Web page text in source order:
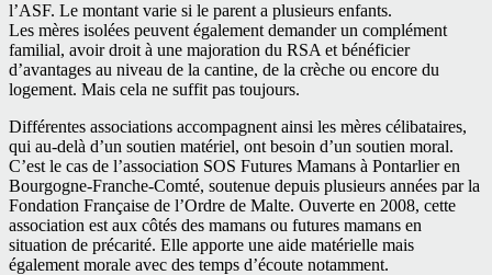
l’ASF. Le montant varie si le parent a plusieurs enfants.
Les mères isolées peuvent également demander un complément
familial, avoir droit à une majoration du RSA et bénéficier
d’avantages au niveau de la cantine, de la crèche ou encore du
logement. Mais cela ne suffit pas toujours.
Différentes associations accompagnent ainsi les mères célibataires,
qui au-delà d’un soutien matériel, ont besoin d’un soutien moral.
C’est le cas de l’association SOS Futures Mamans à Pontarlier en
Bourgogne-Franche-Comté, soutenue depuis plusieurs années par la
Fondation Française de l’Ordre de Malte. Ouverte en 2008, cette
association est aux côtés des mamans ou futures mamans en
situation de précarité. Elle apporte une aide matérielle mais
également morale avec des temps d’écoute notamment.